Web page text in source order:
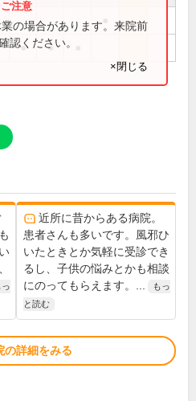
● ●
の場合があります。来院前
認ください。
×閉じる
っ
近所に昔からある病院。
患者さんも多いです。風邪ひ
いたときとか気軽に受診でき
るし、子供の悩みとかも相談
にのってもらえます。...
もっ
と読む
の詳細をみる